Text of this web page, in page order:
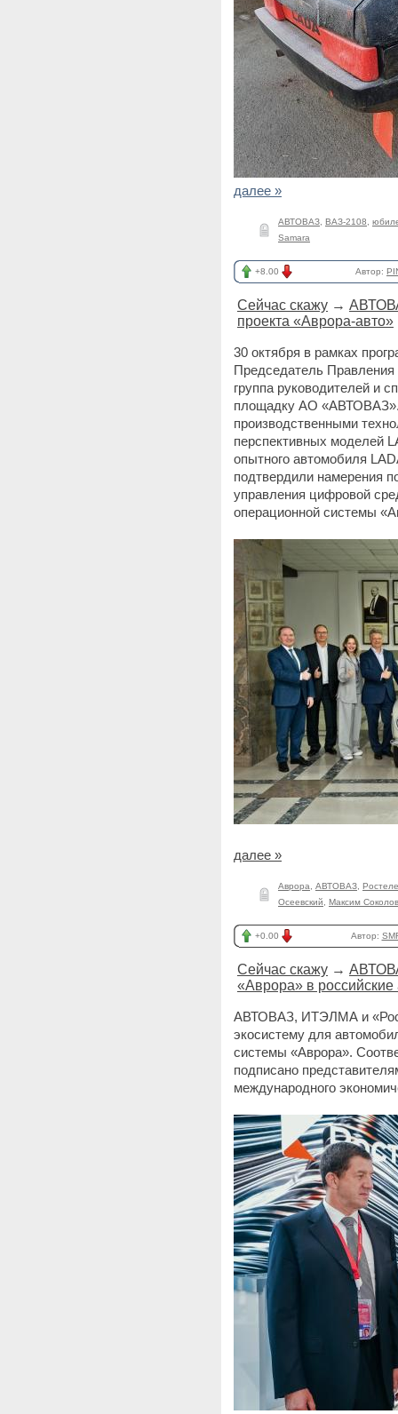
далее »
АВТОВАЗ ВАЗ-2108
Samara
+8.00 Автор:
Сейчас скажу →
проекта «Аврора-авто»
30 октября в рамках
Председатель
группа руководителей и
площадку АО «АВТОВАЗ».
производственными
перспективных моделей
опытного автомобиля
подтвердили намерения
управления цифровой
операционной системы
далее »
Аврора АВТОВАЗ
Осеевский
Максим Соколов
+0.00 Автор:
Сейчас скажу →
«Аврора» в
АВТОВАЗ, ИТЭЛМА и
экосистему для
системы «Аврора».
подписано
международного